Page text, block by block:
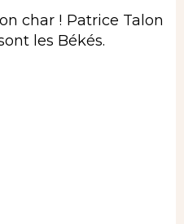
char ! Patrice Talon
les Békés.